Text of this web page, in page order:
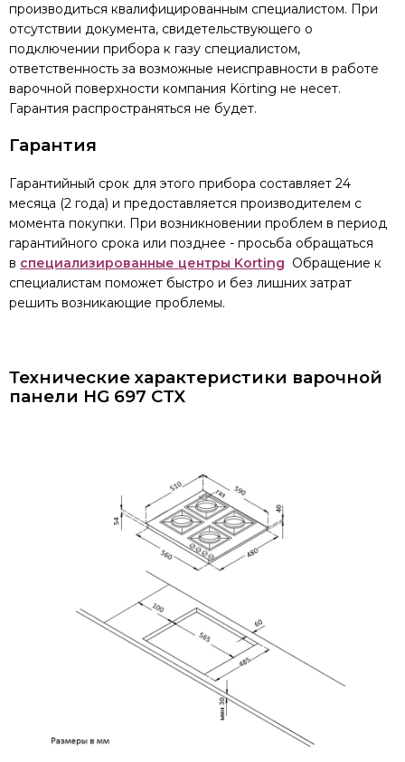
производиться квалифицированным специалистом. При
отсутствии документа, свидетельствующего о
подключении прибора к газу специалистом,
ответственность за возможные неисправности в работе
варочной поверхности компания Körting не несет.
Гарантия распространяться не будет.
Гарантия
Гарантийный срок для этого прибора составляет 24
месяца (2 года) и предоставляется производителем с
момента покупки. При возникновении проблем в период
гарантийного срока или позднее - просьба обращаться
в специализированные центры Korting Обращение к
специалистам поможет быстро и без лишних затрат
решить возникающие проблемы.
Технические характеристики варочной
панели HG 697 CTX